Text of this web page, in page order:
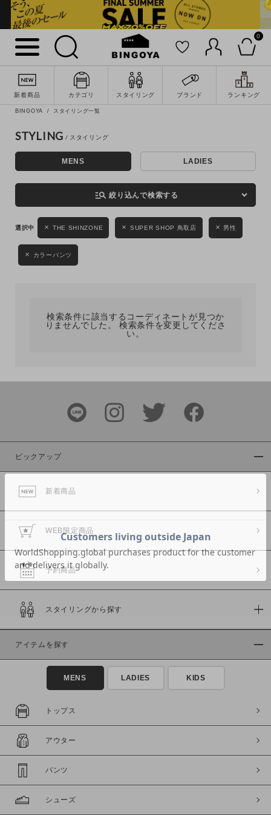
0
新着商品 カテゴリ スタイリング ブランド ランキング
詳細検索
キーワード
性別
MENS LADIES KIDS
ブランド
カラー
商品タイプ
通常商品
セール価格
在庫
在庫あり
BINGOYA スタイリング一覧
STYLING
MENS LADIES
manage_search 絞り込んで検索する
THE SHINZONE SUPER SHOP 鳥取店 男性
カラーパンツ
検索条件に該当するコーディネートが見つか
りませんでした。 検索条件を変更してくださ
い。
ピックアップ
新着商品
WEB限定商品
予約商品
スタイリングから探す
アイテムを探す
MENS LADIES KIDS
トップス
アウター
パンツ
シューズ